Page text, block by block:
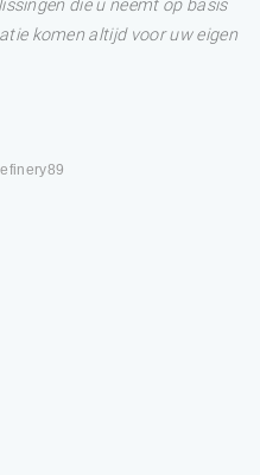
die u neemt op basis
komen altijd voor uw eigen